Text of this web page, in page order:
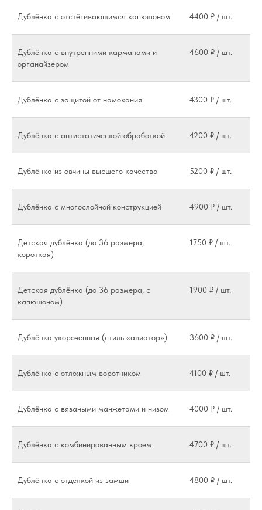
Дублёнка с отстёгивающимся капюшоном 4400 ₽ / шт.
Дублёнка с внутренними карманами и
органайзером
4600 ₽ / шт.
Дублёнка с защитой от намокания 4300 ₽ / шт.
Дублёнка с антистатической обработкой 4200 ₽ / шт.
Дублёнка из овчины высшего качества 5200 ₽ / шт.
Дублёнка с многослойной конструкцией 4900 ₽ / шт.
Детская дублёнка (до 36 размера,
короткая)
1750 ₽ / шт.
Детская дублёнка (до 36 размера, с
капюшоном)
1900 ₽ / шт.
Дублёнка укороченная (стиль «авиатор») 3600 ₽ / шт.
Дублёнка с отложным воротником 4100 ₽ / шт.
Дублёнка с вязаными манжетами и низом 4000 ₽ / шт.
Дублёнка с комбинированным кроем 4700 ₽ / шт.
Дублёнка с отделкой из замши 4800 ₽ / шт.